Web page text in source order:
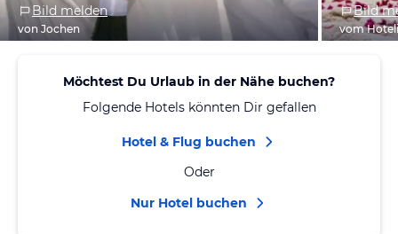
Bild melden
von Jochen
Bild
vom
Möchtest Du Urlaub in der Nähe buchen?
Folgende Hotels könnten Dir gefallen
Hotel & Flug buchen
Oder
Nur Hotel buchen